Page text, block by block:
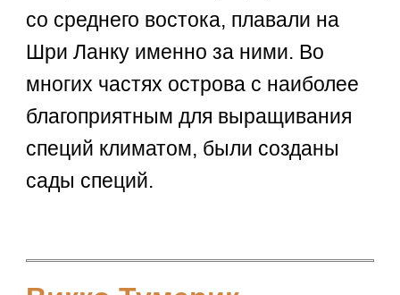
со среднего востока, плавали на
Шри Ланку именно за ними. Во
многих частях острова с наиболее
благоприятным для выращивания
специй климатом, были созданы
сады специй.